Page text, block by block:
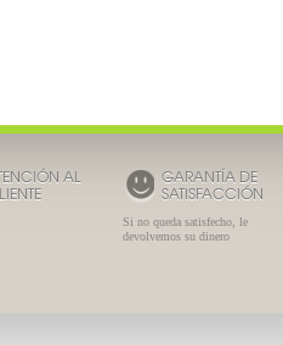
AL GARANTÍA DE
SATISFACCIÓN
Si no queda satisfecho, le
devolvemos su dinero